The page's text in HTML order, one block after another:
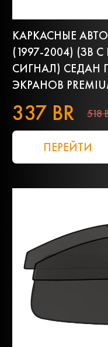
КАРКАСНЫЕ
(1997-2004) (ЗВ
СИГНАЛ) СЕДАН
ЭКРАНОВ
337 BR 518
ПЕРЕЙТИ